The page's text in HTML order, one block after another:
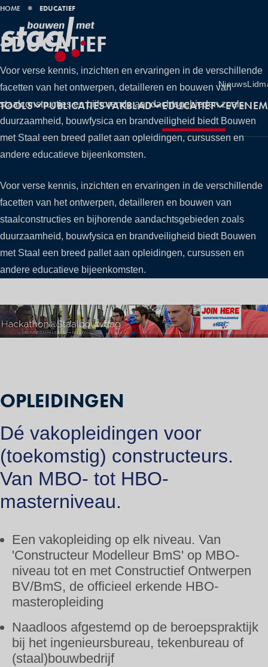
Utilities
Nieuws
Hoofdnavigatie
TOOLS PUBLICATIESVAKBLAD EDUCATIEF
KRUIMELPAD
HOME EDUCATIEF
EDUCATIEF
Voor verse kennis, inzichten en ervaringen in de verschillende
facetten van het ontwerpen, detailleren en bouwen van
staalconstructies en bijhorende aandachtsgebieden zoals
duurzaamheid, bouwfysica en brandveiligheid biedt Bouwen
met Staal een breed pallet aan opleidingen, cursussen en
andere educatieve bijeenkomsten.
Voor verse kennis, inzichten en ervaringen in de verschillende
facetten van het ontwerpen, detailleren en bouwen van
staalconstructies en bijhorende aandachtsgebieden zoals
duurzaamheid, bouwfysica en brandveiligheid biedt Bouwen
met Staal een breed pallet aan opleidingen, cursussen en
andere educatieve bijeenkomsten.
CONTENT
OPLEIDINGEN
Dé vakopleidingen voor
(toekomstig) constructeurs.
Van MBO- tot HBO-
masterniveau.
Een vakopleiding op elk niveau. Van
'Constructeur Modelleur BmS' op MBO-
niveau tot en met Constructief Ontwerpen
BV/BmS, de officieel erkende HBO-
masteropleiding
Naadloos afgestemd op de beroepspraktijk
bij het ingenieursbureau, tekenbureau of
(staal)bouwbedrijf